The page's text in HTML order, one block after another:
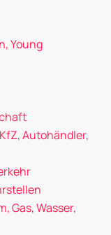
Young
Autohändler,
Gas, Wasser,